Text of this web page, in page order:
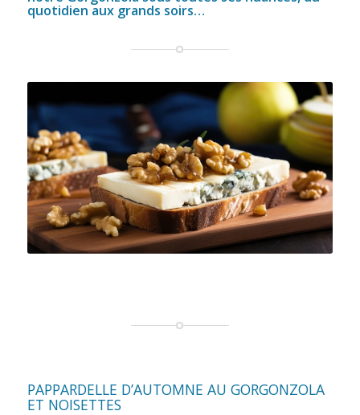
quotidien aux grands soirs…
PAPPARDELLE D’AUTOMNE AU GORGONZOLA
ET NOISETTES